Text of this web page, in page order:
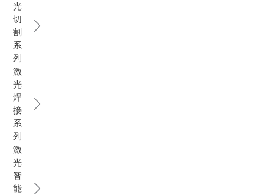
光
切
割
系
列
激
光
焊
接
系
列
激
光
智
能